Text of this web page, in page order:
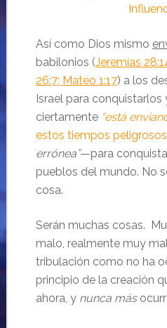
Así como Dios mismo
babilonios (Jeremías
26:7; Mateo 1:17) a los
Israel para conquistarlos
ciertamente “está
estos tiempos peligrosos
errónea”—para
pueblos del mundo. No
cosa.
Serán muchas cosas.
malo, realmente muy
tribulación como no ha
principio de la creación
ahora, y nunca más